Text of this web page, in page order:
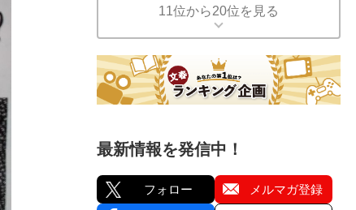
11位から20位を見る
最新情報を発信中！
フォロー メルマガ登録